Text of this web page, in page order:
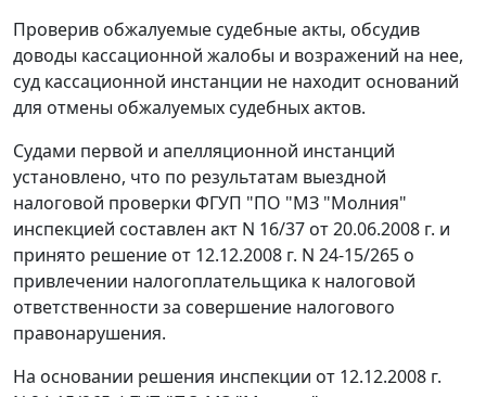
Проверив обжалуемые судебные акты, обсудив
доводы кассационной жалобы и возражений на нее,
суд кассационной инстанции не находит оснований
для отмены обжалуемых судебных актов.
Судами первой и апелляционной инстанций
установлено, что по результатам выездной
налоговой проверки ФГУП "ПО "МЗ "Молния"
инспекцией составлен акт N 16/37 от 20.06.2008 г. и
принято решение от 12.12.2008 г. N 24-15/265 о
привлечении налогоплательщика к налоговой
ответственности за совершение налогового
правонарушения.
На основании решения инспекции от 12.12.2008 г.